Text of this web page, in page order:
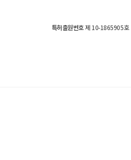
특허출원번호제 10-1865905호